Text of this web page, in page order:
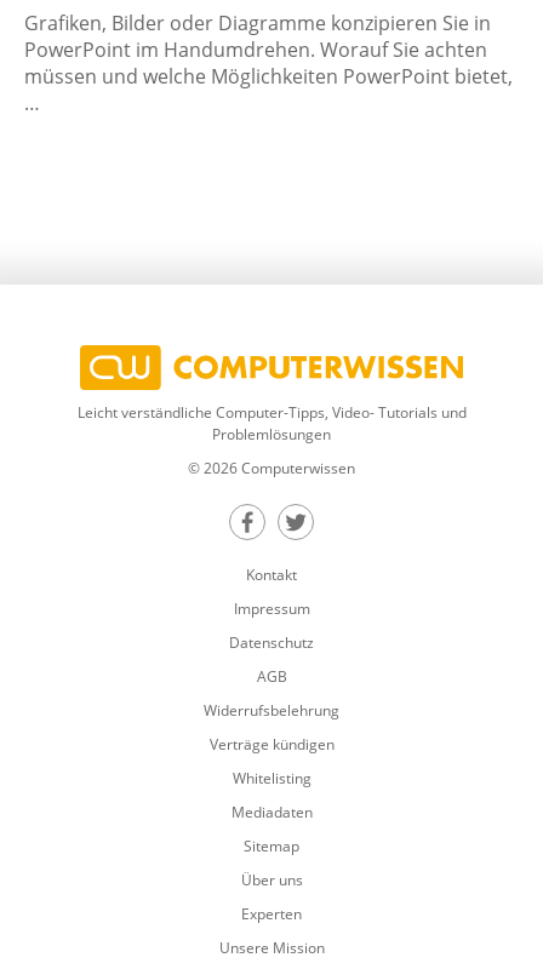
Grafiken, Bilder oder Diagramme konzipieren Sie in
PowerPoint im Handumdrehen. Worauf Sie achten
müssen und welche Möglichkeiten PowerPoint bietet,
…
Leicht verständliche Computer-Tipps, Video- Tutorials und
Problemlösungen
© 2026 Computerwissen
Teilen auf Facebook
Teilen auf Twitter
Kontakt
Impressum
Datenschutz
AGB
Widerrufsbelehrung
Verträge kündigen
Whitelisting
Mediadaten
Sitemap
Über uns
Experten
Unsere Mission